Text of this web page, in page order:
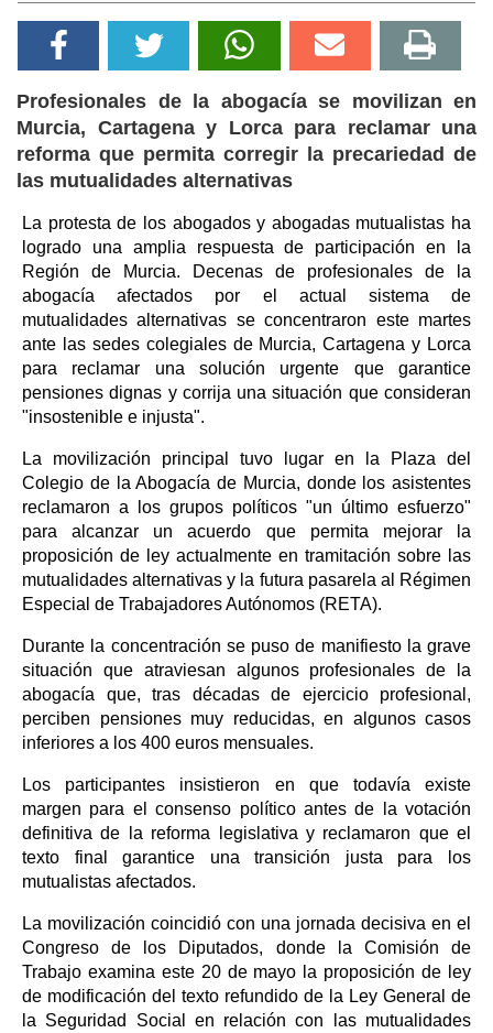
Profesionales de la abogacía se movilizan en
Murcia, Cartagena y Lorca para reclamar una
reforma que permita corregir la precariedad de
las mutualidades alternativas
La protesta de los abogados y abogadas mutualistas ha
logrado una amplia respuesta de participación en la
Región de Murcia. Decenas de profesionales de la
abogacía afectados por el actual sistema de
mutualidades alternativas se concentraron este martes
ante las sedes colegiales de Murcia, Cartagena y Lorca
para reclamar una solución urgente que garantice
pensiones dignas y corrija una situación que consideran
"insostenible e injusta".
La movilización principal tuvo lugar en la Plaza del
Colegio de la Abogacía de Murcia, donde los asistentes
reclamaron a los grupos políticos "un último esfuerzo"
para alcanzar un acuerdo que permita mejorar la
proposición de ley actualmente en tramitación sobre las
mutualidades alternativas y la futura pasarela al Régimen
Especial de Trabajadores Autónomos (RETA).
Durante la concentración se puso de manifiesto la grave
situación que atraviesan algunos profesionales de la
abogacía que, tras décadas de ejercicio profesional,
perciben pensiones muy reducidas, en algunos casos
inferiores a los 400 euros mensuales.
Los participantes insistieron en que todavía existe
margen para el consenso político antes de la votación
definitiva de la reforma legislativa y reclamaron que el
texto final garantice una transición justa para los
mutualistas afectados.
La movilización coincidió con una jornada decisiva en el
Congreso de los Diputados, donde la Comisión de
Trabajo examina este 20 de mayo la proposición de ley
de modificación del texto refundido de la Ley General de
la Seguridad Social en relación con las mutualidades